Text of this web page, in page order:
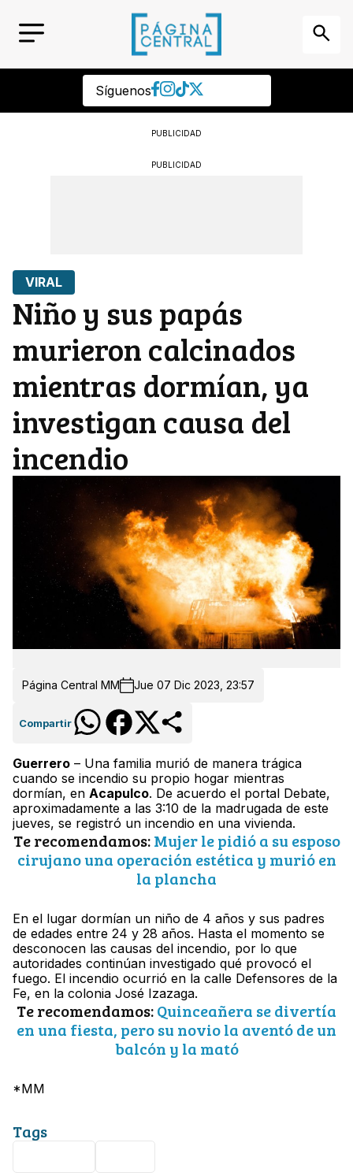
Síguenos
PUBLICIDAD
PUBLICIDAD
VIRAL
Niño y sus papás
murieron calcinados
mientras dormían, ya
investigan causa del
incendio
Página Central MM Jue 07 Dic 2023, 23:57
Compartir
Guerrero – Una familia murió de manera trágica
cuando se incendio su propio hogar mientras
dormían, en Acapulco. De acuerdo el portal Debate,
aproximadamente a las 3:10 de la madrugada de este
jueves, se registró un incendio en una vivienda.
Te recomendamos:Mujer le pidió a su esposo
cirujano una operación estética y murió en
la plancha
En el lugar dormían un niño de 4 años y sus padres
de edades entre 24 y 28 años. Hasta el momento se
desconocen las causas del incendio, por lo que
autoridades continúan investigado qué provocó el
fuego. El incendio ocurrió en la calle Defensores de la
Fe, en la colonia José Izazaga.
Te recomendamos:Quinceañera se divertía
en una fiesta, pero su novio la aventó de un
balcón y la mató
*MM
Tags